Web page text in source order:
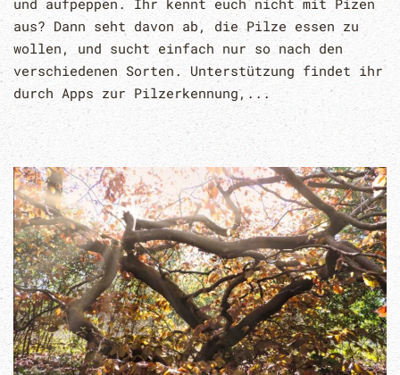
aus? Dann seht davon ab, die Pilze essen zu
wollen, und sucht einfach nur so nach den
verschiedenen Sorten. Unterstützung findet ihr
durch Apps zur Pilzerkennung,...